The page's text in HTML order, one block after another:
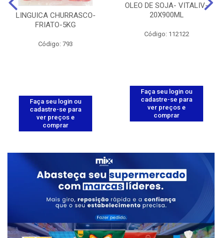
LINGUICA CHURRASCO-
FRIATO-5KG
Código: 793
Faça seu login ou
cadastre-se para
ver preços e
comprar
OLEO DE SOJA- VITALIV-
20X900ML
Código: 112122
Faça seu login ou
cadastre-se para
ver preços e
comprar